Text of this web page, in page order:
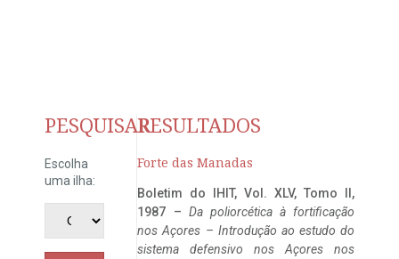
PESQUISAR
Escolha
uma ilha:
RESULTADOS
Forte das Manadas
Boletim do IHIT, Vol. XLV, Tomo II,
1987 – Da poliorcética à fortificação
nos Açores – Introdução ao estudo do
sistema defensivo nos Açores nos